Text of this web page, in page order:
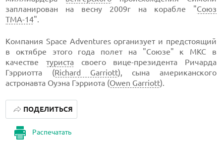
запланирован на весну 2009г на корабле "Союз
ТМА-14".
Компания Space Adventures организует и предстоящий
в октябре этого года полет на "Союзе" к МКС в
качестве туристасвоего вице-президента Ричарда
Гэрриотта (Richard Garriott), сына американского
астронавта Оуэна Гэрриота (Owen Garriott).
Распечатать
ПОДЕЛИТЬСЯ